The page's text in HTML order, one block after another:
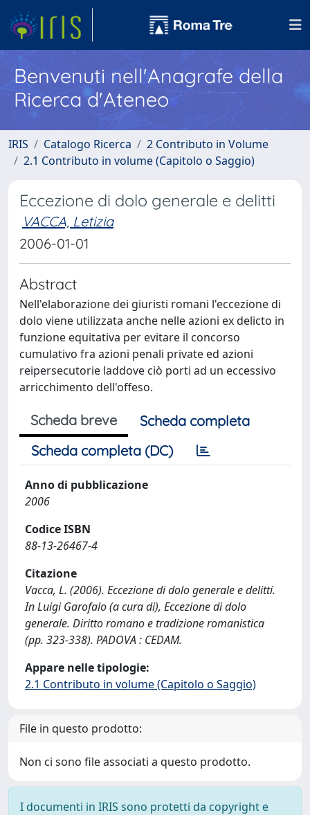
Benvenuti nell'Anagrafe della
Ricerca d'Ateneo
IRIS Catalogo Ricerca
2 Contributo in Volume
2.1 Contributo in volume (Capitolo o Saggio)
Eccezione di dolo generale e delitti
VACCA, Letizia
2006-01-01
Abstract
Nell'elaborazione dei giuristi romani l'eccezione di
dolo viene utilizzata anche nelle azioni ex delicto in
funzione equitativa per evitare il concorso
cumulativo fra azioni penali private ed azioni
reipersecutorie laddove ciò porti ad un eccessivo
arricchimento dell'offeso.
Scheda breve
Scheda completa
Scheda completa (DC)
Anno di pubblicazione
2006
Codice ISBN
88-13-26467-4
Citazione
Vacca, L. (2006). Eccezione di dolo generale e delitti.
In Luigi Garofalo (a cura di), Eccezione di dolo
generale. Diritto romano e tradizione romanistica
(pp. 323-338). PADOVA : CEDAM.
Appare nelle tipologie:
2.1 Contributo in volume (Capitolo o Saggio)
File in questo prodotto:
Non ci sono file associati a questo prodotto.
I documenti in IRIS sono protetti da copyright e